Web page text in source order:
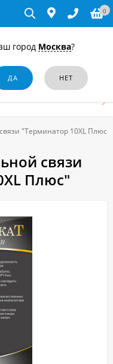
город Москва?
0
"Терминатор 10XL Плюс"
связи
Плюс"